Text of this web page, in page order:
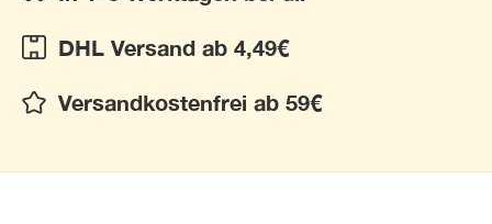
DHL Versand ab 4,49€
Versandkostenfrei ab 59€